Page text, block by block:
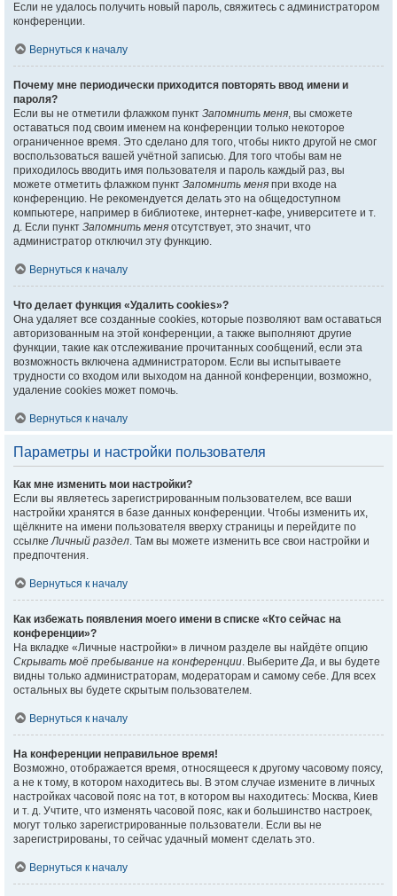
Если не удалось получить новый пароль, свяжитесь с администратором
конференции.
Вернуться к началу
Почему мне периодически приходится повторять ввод имени и
пароля?
Если вы не отметили флажком пункт Запомнить меня, вы сможете
оставаться под своим именем на конференции только некоторое
ограниченное время. Это сделано для того, чтобы никто другой не смог
воспользоваться вашей учётной записью. Для того чтобы вам не
приходилось вводить имя пользователя и пароль каждый раз, вы
можете отметить флажком пункт Запомнить меня при входе на
конференцию. Не рекомендуется делать это на общедоступном
компьютере, например в библиотеке, интернет-кафе, университете и т.
д. Если пункт Запомнить меня отсутствует, это значит, что
администратор отключил эту функцию.
Вернуться к началу
Что делает функция «Удалить cookies»?
Она удаляет все созданные cookies, которые позволяют вам оставаться
авторизованным на этой конференции, а также выполняют другие
функции, такие как отслеживание прочитанных сообщений, если эта
возможность включена администратором. Если вы испытываете
трудности со входом или выходом на данной конференции, возможно,
удаление cookies может помочь.
Вернуться к началу
Параметры и настройки пользователя
Как мне изменить мои настройки?
Если вы являетесь зарегистрированным пользователем, все ваши
настройки хранятся в базе данных конференции. Чтобы изменить их,
щёлкните на имени пользователя вверху страницы и перейдите по
ссылкеЛичный раздел. Там вы можете изменить все свои настройки и
предпочтения.
Вернуться к началу
Как избежать появления моего имени в списке «Кто сейчас на
конференции»?
На вкладке «Личные настройки» в личном разделе вы найдёте опцию
Скрывать моё пребывание на конференции. ВыберитеДа, и вы будете
видны только администраторам, модераторам и самому себе. Для всех
остальных вы будете скрытым пользователем.
Вернуться к началу
На конференции неправильное время!
Возможно, отображается время, относящееся к другому часовому поясу,
а не к тому, в котором находитесь вы. В этом случае измените в личных
настройках часовой пояс на тот, в котором вы находитесь: Москва, Киев
и т. д. Учтите, что изменять часовой пояс, как и большинство настроек,
могут только зарегистрированные пользователи. Если вы не
зарегистрированы, то сейчас удачный момент сделать это.
Вернуться к началу